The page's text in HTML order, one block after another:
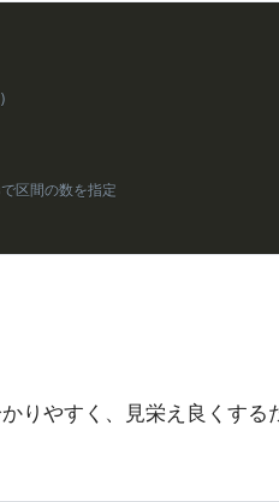
区間の数を指定
りやすく、見栄え良くする